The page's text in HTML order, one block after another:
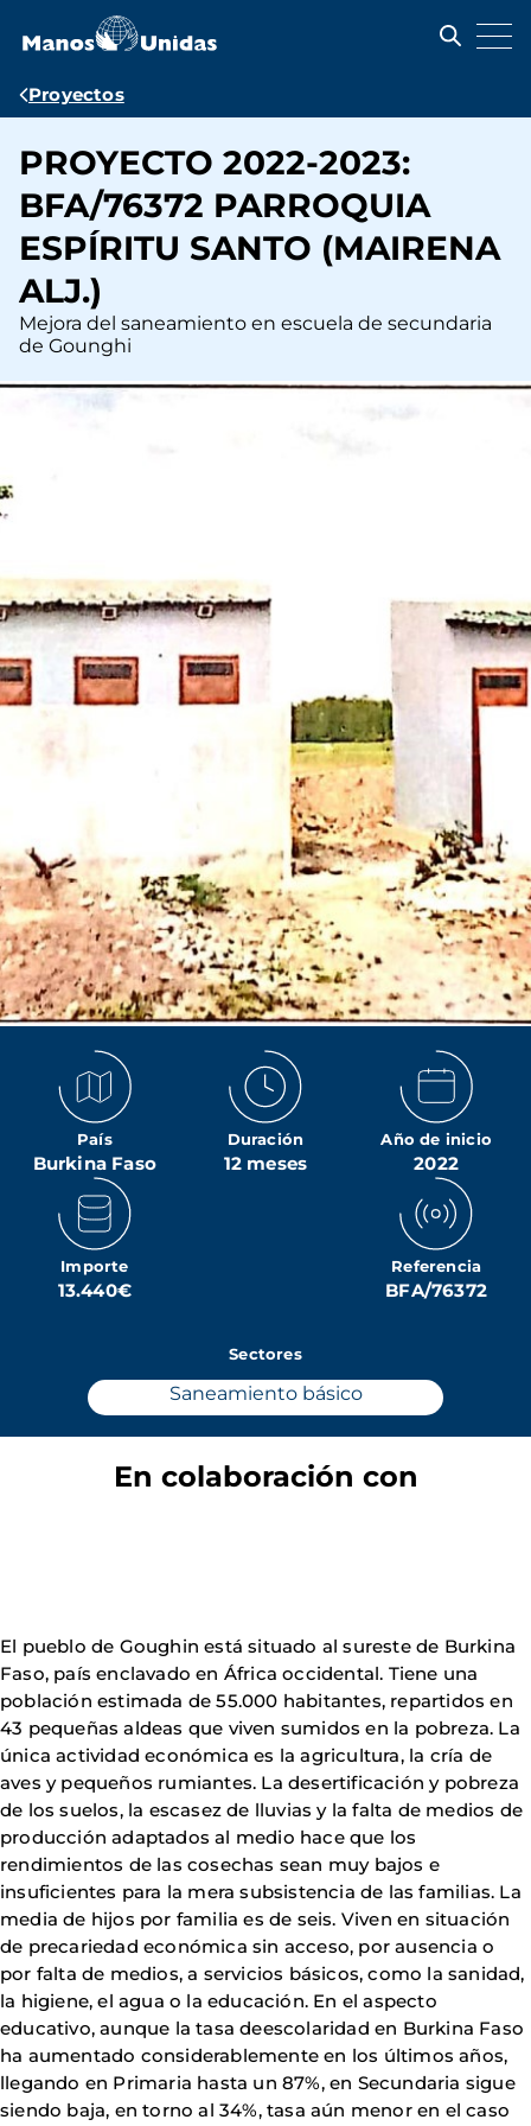
contenido
Ruta
navegación
Proyectos
PROYECTO 2022-2023:
BFA/76372 PARROQUIA
ESPÍRITU SANTO (MAIRENA
ALJ.)
Mejora del saneamiento en escuela de secundaria
de Gounghi
País
Burkina Faso
Duración
12 meses
Año de inicio
2022
Importe
13.440€
Referencia
BFA/76372
Sectores
Saneamiento básico
En colaboración con
El pueblo de Goughin está situado al sureste de Burkina
Faso, país enclavado en África occidental. Tiene una
población estimada de 55.000 habitantes, repartidos en
43 pequeñas aldeas que viven sumidos en la pobreza. La
única actividad económica es la agricultura, la cría de
aves y pequeños rumiantes. La desertificación y pobreza
de los suelos, la escasez de lluvias y la falta de medios de
producción adaptados al medio hace que los
rendimientos de las cosechas sean muy bajos e
insuficientes para la mera subsistencia de las familias. La
media de hijos por familia es de seis. Viven en situación
de precariedad económica sin acceso, por ausencia o
por falta de medios, a servicios básicos, como la sanidad,
la higiene, el agua o la educación. En el aspecto
educativo, aunque la tasa deescolaridad en Burkina Faso
ha aumentado considerablemente en los últimos años,
llegando en Primaria hasta un 87%, en Secundaria sigue
siendo baja, en torno al 34%, tasa aún menor en el caso